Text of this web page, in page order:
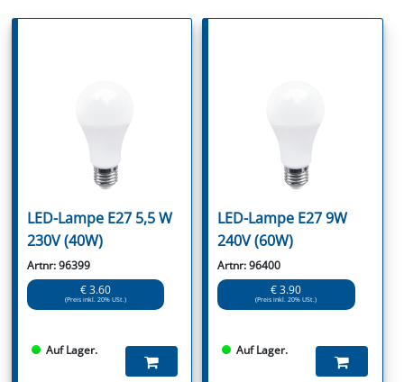
LED-Lampe E27 5,5 W
230V (40W)
Artnr: 96399
€ 3.60
(Preis inkl. 20% USt.)
Auf Lager.
LED-Lampe E27 9W
240V (60W)
Artnr: 96400
€ 3.90
(Preis inkl. 20% USt.)
Auf Lager.